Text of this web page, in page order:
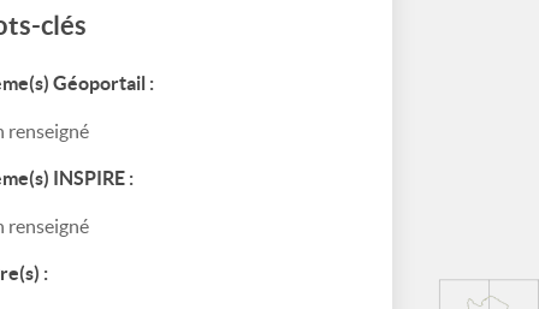
clés
Géoportail :
renseigné
INSPIRE :
renseigné
: